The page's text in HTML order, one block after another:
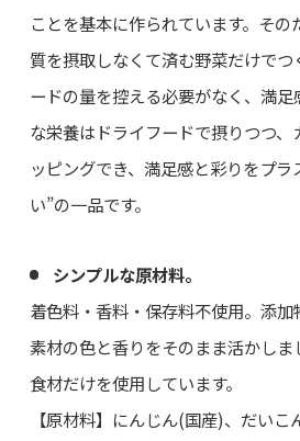
ことを基本に作られています。そ
質を摂取しなくて済む野菜だけでつ
ードの量を控える必要がなく、満
な栄養はドライフードで摂りつつ、
ッピングでき、満足感と彩りをプラ
い”の一品です。
シンプルな原材料。
着色料・香料・保存料不使用。添加
素材の色と香りをそのまま活かし
食材だけを使用しています。
【原材料】にんじん(国産)、だい